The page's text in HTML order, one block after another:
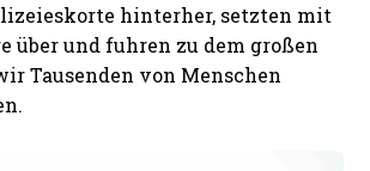
hinterher, setzten mit
über und fuhren zu dem großen
Tausenden von Menschen